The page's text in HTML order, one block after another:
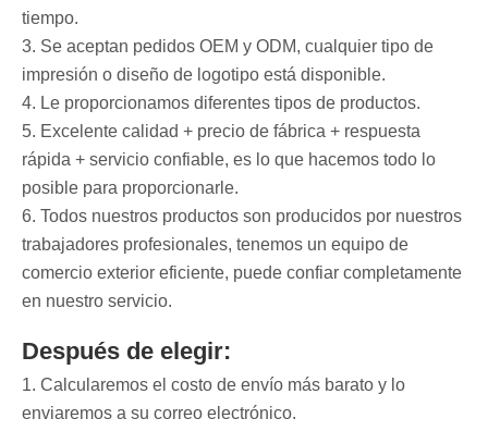
tiempo.
3. Se aceptan pedidos OEM y ODM, cualquier tipo de
impresión o diseño de logotipo está disponible.
4. Le proporcionamos diferentes tipos de productos.
5. Excelente calidad + precio de fábrica + respuesta
rápida + servicio confiable, es lo que hacemos todo lo
posible para proporcionarle.
6. Todos nuestros productos son producidos por nuestros
trabajadores profesionales, tenemos un equipo de
comercio exterior eficiente, puede confiar completamente
en nuestro servicio.
Después de elegir:
1. Calcularemos el costo de envío más barato y lo
enviaremos a su correo electrónico.